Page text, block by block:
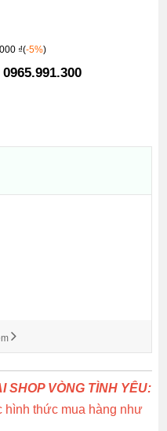
₫(-5%)
0965.991.300
SHOP VÒNG TÌNH YÊU:
hình thức mua hàng như